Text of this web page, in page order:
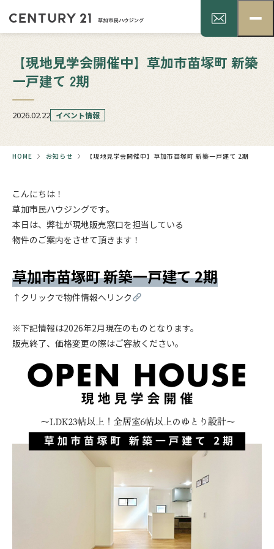
【現地見学会開催中】草加市苗塚町 新築
一戸建て 2期
2026.02.22 イベント情報
HOME お知らせ 【現地見学会開催中】草加市苗塚町 新築一戸建て 2期
こんにちは！
草加市民ハウジングです。
本日は、弊社が現地販売窓口を担当している
物件のご案内をさせて頂きます！
草加市苗塚町 新築一戸建て 2期
↑クリックで物件情報へリンク
※下記情報は2026年2月現在のものとなります。
販売終了、価格変更の際はご容赦ください。